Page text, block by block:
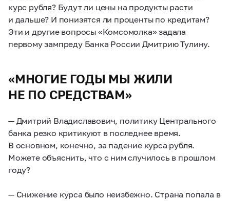
курс рубля? Будут ли цены на продукты расти
и дальше? И понизятся ли проценты по кредитам?
Эти и другие вопросы «Комсомолка» задала
первому зампреду Банка России Дмитрию Тулину.
«МНОГИЕ ГОДЫ МЫ ЖИЛИ
НЕ ПО СРЕДСТВАМ»
— Дмитрий Владиславович, политику Центрального
банка резко критикуют в последнее время.
В основном, конечно, за падение курса рубля.
Можете объяснить, что с ним случилось в прошлом
году?
— Снижение курса было неизбежно. Страна попала в